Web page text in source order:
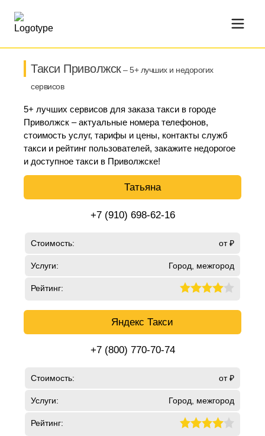
Такси Приволжск– 5+ лучших и недорогих
сервисов
5+ лучших сервисов для заказа такси в городе
Приволжск – актуальные номера телефонов,
стоимость услуг, тарифы и цены, контакты служб
такси и рейтинг пользователей, закажите недорогое
и доступное такси в Приволжске!
Татьяна
+7 (910) 698-62-16
Стоимость: от ₽
Услуги: Город, межгород
Рейтинг:
Яндекс Такси
+7 (800) 770-70-74
Стоимость: от ₽
Услуги: Город, межгород
Рейтинг: